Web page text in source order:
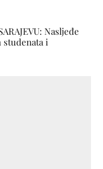
Nasljeđe
studenata i